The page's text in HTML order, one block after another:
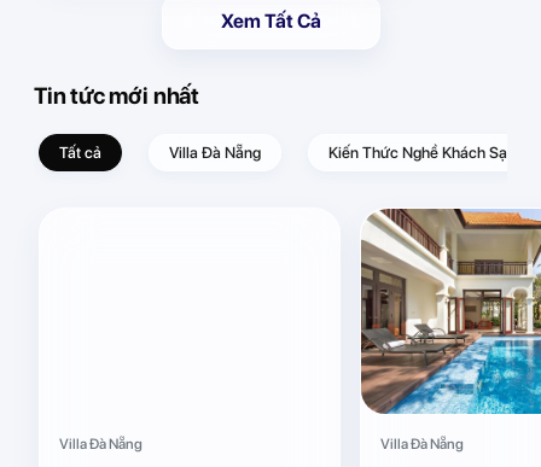
Xem Tất Cả
Tin tức mới nhất
Tất cả Villa Đà Nẵng Kiến Thức Nghề Khách Sạn –
Villa Đà Nẵng Villa Đà Nẵng